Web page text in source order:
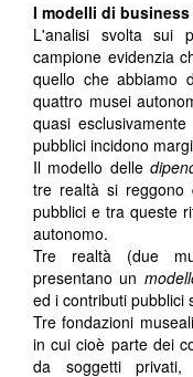
I modelli di business
L'analisi svolta sui
campione evidenzia
quello che abbiamo
quattro musei
quasi
pubblici incidono
Il modello delle
tre realtà si reggono
pubblici e tra queste
autonomo.
Tre realtà (due
presentano un
ed i contributi pubblici
Tre fondazioni
in cui cioè parte dei
da soggetti privati,